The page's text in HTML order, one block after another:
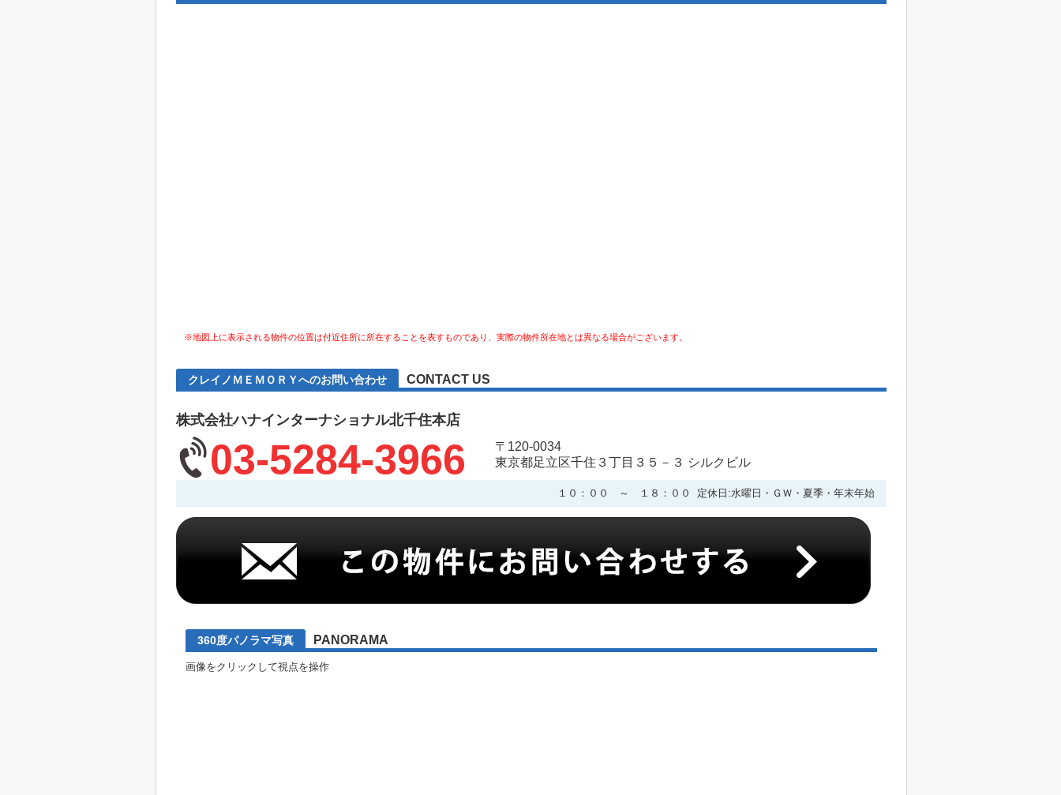
※地図上に表示される物件の位置は付近住所に所在することを表すものであり、実際の物件所在地とは異なる場合がございます。
クレイノＭＥＭＯＲＹへのお問い合わせ CONTACT US
株式会社ハナインターナショナル北千住本店
03-5284-3966
〒120-0034
東京都足立区千住３丁目３５－３ シルクビル
１０：００ ～ １８：００ 定休日:水曜日・ＧＷ・夏季・年末年始
360度パノラマ写真 PANORAMA
画像をクリックして視点を操作